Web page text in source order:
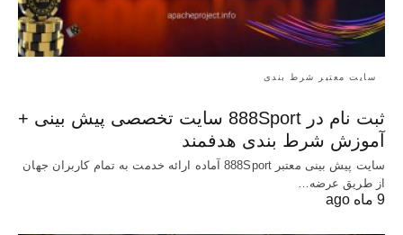
سایت معتبر شرط بندی
ثبت نام در 888Sport سایت تخصصی پیش بینی +
آموزش شرط بندی هدفمند
سایت پیش بینی معتبر 888Sport آماده ارائه خدمت به تمام کاربران جهان
از طریق عرضه…
9 ماه ago